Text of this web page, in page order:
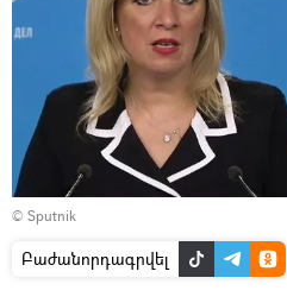
© Sputnik
Բաժանորդագրվել